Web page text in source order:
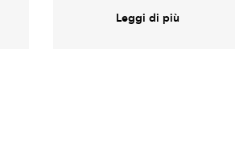
Leggi di più